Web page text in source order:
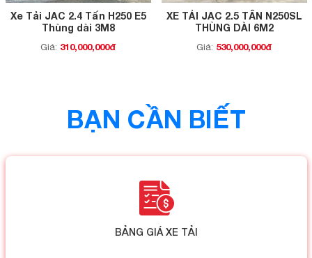
Xe Tải JAC 2.4 Tấn H250 E5
Thùng dài 3M8
Giá: 310,000,000đ
XE TẢI JAC 2.5 TẤN N250SL
THÙNG DÀI 6M2
Giá: 530,000,000đ
BẠN CẦN BIẾT
BẢNG GIÁ XE TẢI